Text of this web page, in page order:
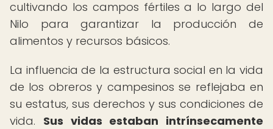
cultivando los campos fértiles a lo largo del
Nilo para garantizar la producción de
alimentos y recursos básicos.
La influencia de la estructura social en la vida
de los obreros y campesinos se reflejaba en
su estatus, sus derechos y sus condiciones de
vida. Sus vidas estaban intrínsecamente